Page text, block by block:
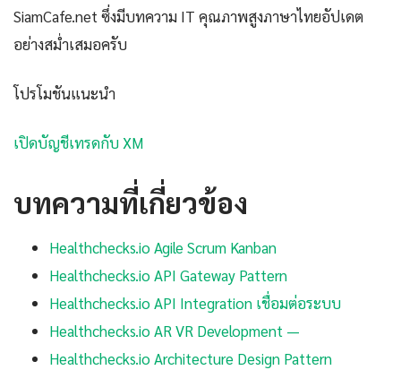
SiamCafe.net ซึ่งมีบทความ IT คุณภาพสูงภาษาไทยอัปเดต
อย่างสม่ำเสมอครับ
โปรโมชันแนะนำ
เปิดบัญชีเทรดกับ XM
บทความที่เกี่ยวข้อง
Healthchecks.io Agile Scrum Kanban
Healthchecks.io API Gateway Pattern
Healthchecks.io API Integration เชื่อมต่อระบบ
Healthchecks.io AR VR Development —
Healthchecks.io Architecture Design Pattern